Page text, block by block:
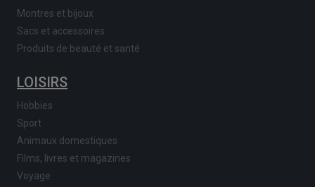
Montres et bijoux
Sacs et accessoires
Produits de beauté et santé
LOISIRS
Hobbies
Sport
Animaux domestiques
Films, livres et magazines
Voyage